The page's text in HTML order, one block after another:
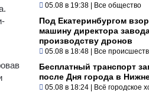
05.08 в 19:38 | Все общество
Под Екатеринбургом
машину директора
производству дронов
05.08 в 18:48 | Все
Бесплатный транспорт
после Дня города в
05.08 в 18:24 | Всё городское